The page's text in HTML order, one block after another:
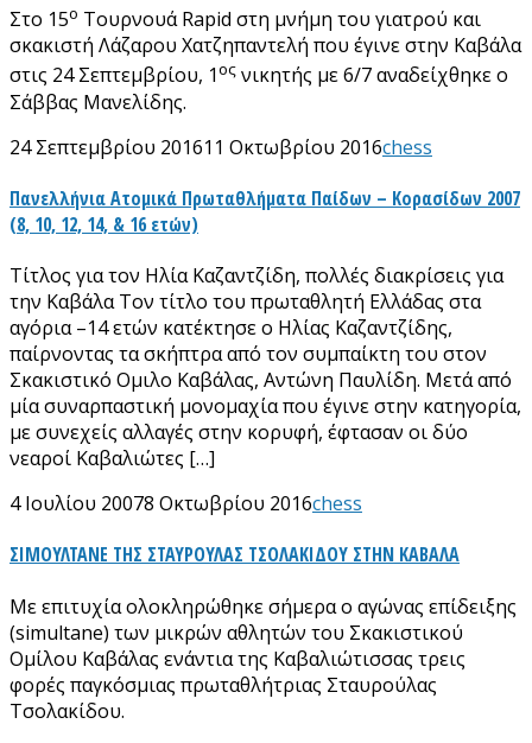
Στο 15ο Τουρνουά Rapid στη μνήμη του γιατρού και
σκακιστή Λάζαρου Χατζηπαντελή που έγινε στην Καβάλα
στις 24 Σεπτεμβρίου, 1ος νικητής με 6/7 αναδείχθηκε ο
Σάββας Μανελίδης.
24 Σεπτεμβρίου 201611 Οκτωβρίου 2016chess
Πανελλήνια Ατομικά Πρωταθλήματα Παίδων – Κορασίδων 2007
(8, 10, 12, 14, & 16 ετών)
Τίτλος για τον Ηλία Καζαντζίδη, πολλές διακρίσεις για
την Καβάλα Τον τίτλο του πρωταθλητή Ελλάδας στα
αγόρια –14 ετών κατέκτησε ο Ηλίας Καζαντζίδης,
παίρνοντας τα σκήπτρα από τον συμπαίκτη του στον
Σκακιστικό Ομιλο Καβάλας, Αντώνη Παυλίδη. Μετά από
μία συναρπαστική μονομαχία που έγινε στην κατηγορία,
με συνεχείς αλλαγές στην κορυφή, έφτασαν οι δύο
νεαροί Καβαλιώτες […]
4 Ιουλίου 20078 Οκτωβρίου 2016chess
ΣΙΜΟΥΛΤΑΝΕ ΤΗΣ ΣΤΑΥΡΟΥΛΑΣ ΤΣΟΛΑΚΙΔΟΥ ΣΤΗΝ ΚΑΒΑΛΑ
Με επιτυχία ολοκληρώθηκε σήμερα ο αγώνας επίδειξης
(simultane) των μικρών αθλητών του Σκακιστικού
Ομίλου Καβάλας ενάντια της Καβαλιώτισσας τρεις
φορές παγκόσμιας πρωταθλήτριας Σταυρούλας
Τσολακίδου.